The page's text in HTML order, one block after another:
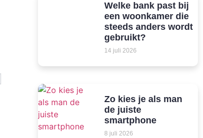
Welke bank past bij
een woonkamer die
steeds anders wordt
gebruikt?
14 juli 2026
Zo kies je als man
de juiste
smartphone
8 juli 2026